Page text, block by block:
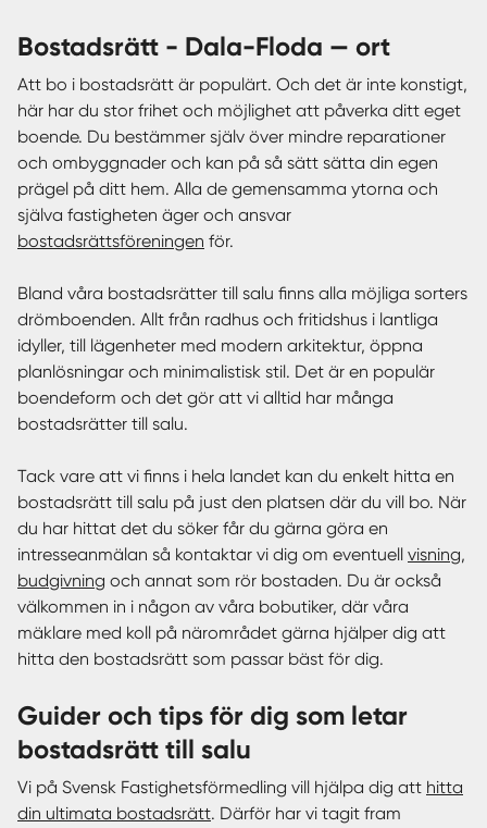
bostadsrätt - Dala-Floda — ort
Att bo i bostadsrätt är populärt. Och det är inte konstigt,
här har du stor frihet och möjlighet att påverka ditt eget
boende. Du bestämmer själv över mindre reparationer
och ombyggnader och kan på så sätt sätta din egen
prägel på ditt hem. Alla de gemensamma ytorna och
själva fastigheten äger och ansvar
bostadsrättsföreningen för.
Bland våra bostadsrätter till salu finns alla möjliga sorters
drömboenden. Allt från radhus och fritidshus i lantliga
idyller, till lägenheter med modern arkitektur, öppna
planlösningar och minimalistisk stil. Det är en populär
boendeform och det gör att vi alltid har många
bostadsrätter till salu.
Tack vare att vi finns i hela landet kan du enkelt hitta en
bostadsrätt till salu på just den platsen där du vill bo. När
du har hittat det du söker får du gärna göra en
intresseanmälan så kontaktar vi dig om eventuell visning,
budgivning och annat som rör bostaden. Du är också
välkommen in i någon av våra bobutiker, där våra
mäklare med koll på närområdet gärna hjälper dig att
hitta den bostadsrätt som passar bäst för dig.
Guider och tips för dig som letar
bostadsrätt till salu
Vi på Svensk Fastighetsförmedling vill hjälpa dig att hitta
din ultimata bostadsrätt. Därför har vi tagit fram